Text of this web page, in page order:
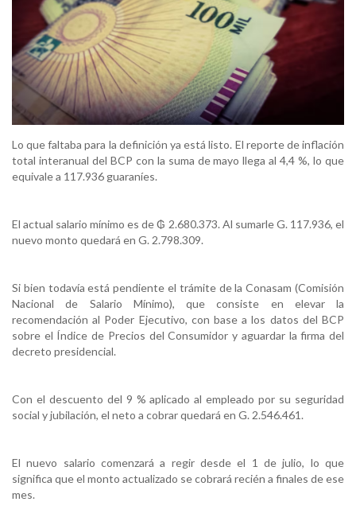
Lo que faltaba para la definición ya está listo. El reporte de inflación
total interanual del BCP con la suma de mayo llega al 4,4 %, lo que
equivale a 117.936 guaraníes.
El actual salario mínimo es de ₲ 2.680.373. Al sumarle G. 117.936, el
nuevo monto quedará en G. 2.798.309.
Si bien todavía está pendiente el trámite de la Conasam (Comisión
Nacional de Salario Mínimo), que consiste en elevar la
recomendación al Poder Ejecutivo, con base a los datos del BCP
sobre el Índice de Precios del Consumidor y aguardar la firma del
decreto presidencial.
Con el descuento del 9 % aplicado al empleado por su seguridad
social y jubilación, el neto a cobrar quedará en G. 2.546.461.
El nuevo salario comenzará a regir desde el 1 de julio, lo que
significa que el monto actualizado se cobrará recién a finales de ese
mes.